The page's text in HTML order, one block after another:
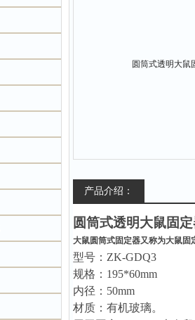
产品介绍：
圆筒式透明大鼠固
大鼠圆筒式固定器又称为大鼠固
型号： ZK-GDQ3
规格： 195*60mm
内径： 50mm
材质：有机玻璃。